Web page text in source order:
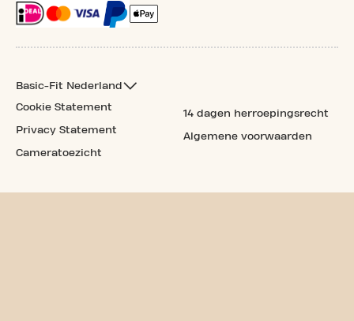
Basic-Fit Nederland
Cookie Statement
Privacy Statement
Cameratoezicht
14 dagen herroepingsrecht
Algemene voorwaarden